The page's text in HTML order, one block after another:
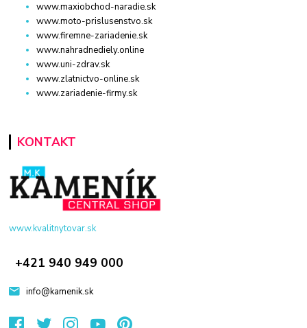
www.maxiobchod-naradie.sk
www.moto-prislusenstvo.sk
www.firemne-zariadenie.sk
www.nahradnediely.online
www.uni-zdrav.sk
www.zlatnictvo-online.sk
www.zariadenie-firmy.sk
KONTAKT
www.kvalitnytovar.sk
+421 940 949 000
info@kamenik.sk